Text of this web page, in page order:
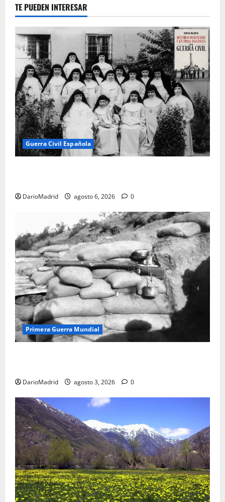
TE PUEDEN INTERESAR
Guerra Civil Española
DarioMadrid agosto 6, 2026 0
Primera Guerra Mundial
DarioMadrid agosto 3, 2026 0